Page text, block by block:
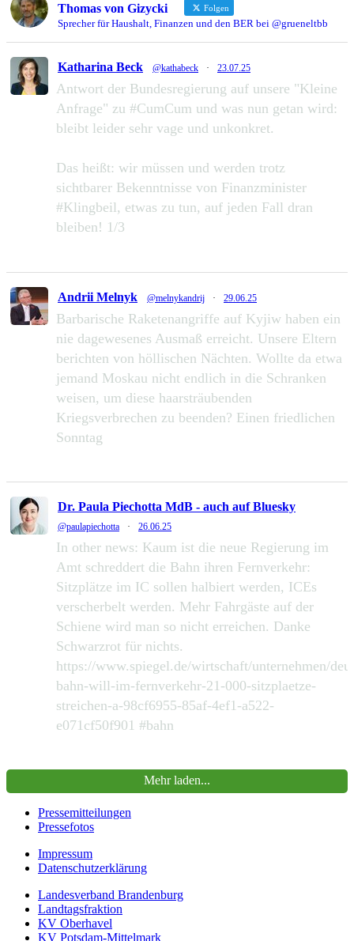
Thomas von Gizycki Folgen
Sprecher für Haushalt, Finanzen und den BER bei @grueneltbb
Katharina Beck @kathabeck · 23.07.25
Antwort der Bundesregierung auf unsere "Kleine
Anfrage" zu #CumCum und was nun getan wird:
bleibt leider sehr vage und unkonkret.
Das heißt: wir müssen und werden trotz
sichtbarer Bekenntnisse von Finanzminister
#Klingbeil, etwas zu tun, auf jeden Fall dran
bleiben! 1/3
Andrii Melnyk @melnykandrij · 29.06.25
Barbarische Raketenangriffe auf Kyjiw haben ein
nie dagewesenes Ausmaß erreicht. Unsere Eltern
berichten von höllischen Nächten. Wollte da etwa
jemand Moskau nicht endlich in die Schranken
weisen, um diese haarsträubenden
Kriegsverbrechen zu beenden? Einen friedlichen
Sonntag
Dr. Paula Piechotta MdB - auch auf Bluesky
@paulapiechotta · 26.06.25
In other news: Kaum ist die neue Regierung im
Amt schreddert die Bahn ihren Fernverkehr:
Sitzplätze im IC sollen halbiert werden, ICEs
verscherbelt werden. Mehr Fahrgäste auf der
Schiene wird man so nicht erreichen. Danke
Schwarzrot für nichts.
https://www.spiegel.de/wirtschaft/unternehmen/
bahn-will-im-fernverkehr-21-000-sitzplaetze-
streichen-a-98cf6955-85af-4ef1-a522-
e071cf50f901 #bahn
Mehr laden...
Pressemitteilungen
Pressefotos
Impressum
Datenschutzerklärung
Landesverband Brandenburg
Landtagsfraktion
KV Oberhavel
KV Potsdam-Mittelmark